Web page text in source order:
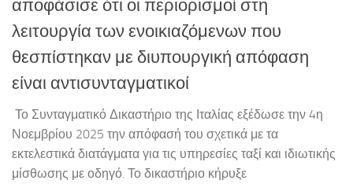
αποφάσισε ότι οι περιορισμοί στη
λειτουργία των ενοικιαζόμενων που
θεσπίστηκαν με διυπουργική απόφαση
είναι αντισυνταγματικοί
​ Το Συνταγματικό Δικαστήριο της Ιταλίας εξέδωσε την 4η
Νοεμβρίου 2025 την απόφασή του σχετικά με τα
εκτελεστικά διατάγματα για τις υπηρεσίες ταξί και ιδιωτικής
μίσθωσης με οδηγό. Το δικαστήριο κήρυξε